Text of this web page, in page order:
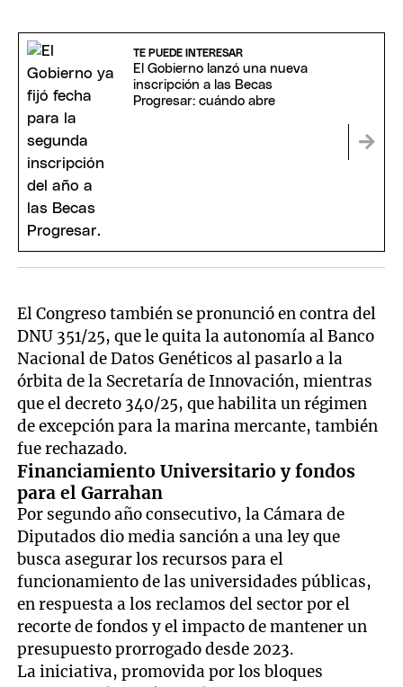
TE PUEDE INTERESAR
El Gobierno lanzó una nueva
inscripción a las Becas
Progresar: cuándo abre
El Congreso también se pronunció en contra del
DNU 351/25, que le quita la autonomía al Banco
Nacional de Datos Genéticos al pasarlo a la
órbita de la Secretaría de Innovación, mientras
que el decreto 340/25, que habilita un régimen
de excepción para la marina mercante, también
fue rechazado.
Financiamiento Universitario y fondos
para el Garrahan
Por segundo año consecutivo, la Cámara de
Diputados dio media sanción a una ley que
busca asegurar los recursos para el
funcionamiento de las universidades públicas,
en respuesta a los reclamos del sector por el
recorte de fondos y el impacto de mantener un
presupuesto prorrogado desde 2023.
La iniciativa, promovida por los bloques